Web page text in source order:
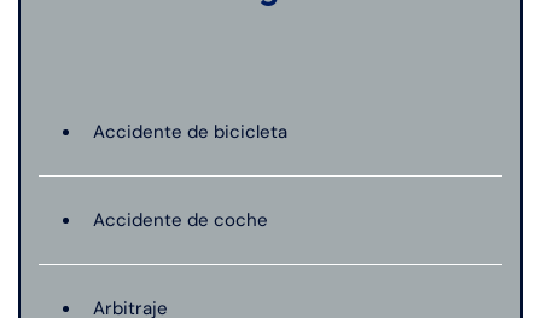
Accidente de bicicleta
Accidente de coche
Arbitraje